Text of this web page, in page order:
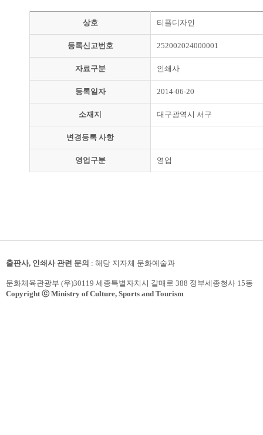
상호 티플디자인
등록신고번호 252002024000001
자료구분 인쇄사
등록일자 2014-06-20
소재지 대구광역시 서구
변경등록 사항
영업구분 영업
출판사, 인쇄사 관련 문의 : 해당 지자체 문화예술과
문화체육관광부 (우)30119 세종특별자치시 갈매로 388 정부세종청사 15동
Copyright ⓒ Ministry of Culture, Sports and Tourism